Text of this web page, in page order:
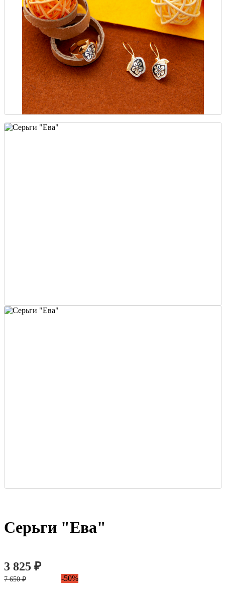
Серьги "Ева"
3 825 ₽
7 650 ₽ -50%